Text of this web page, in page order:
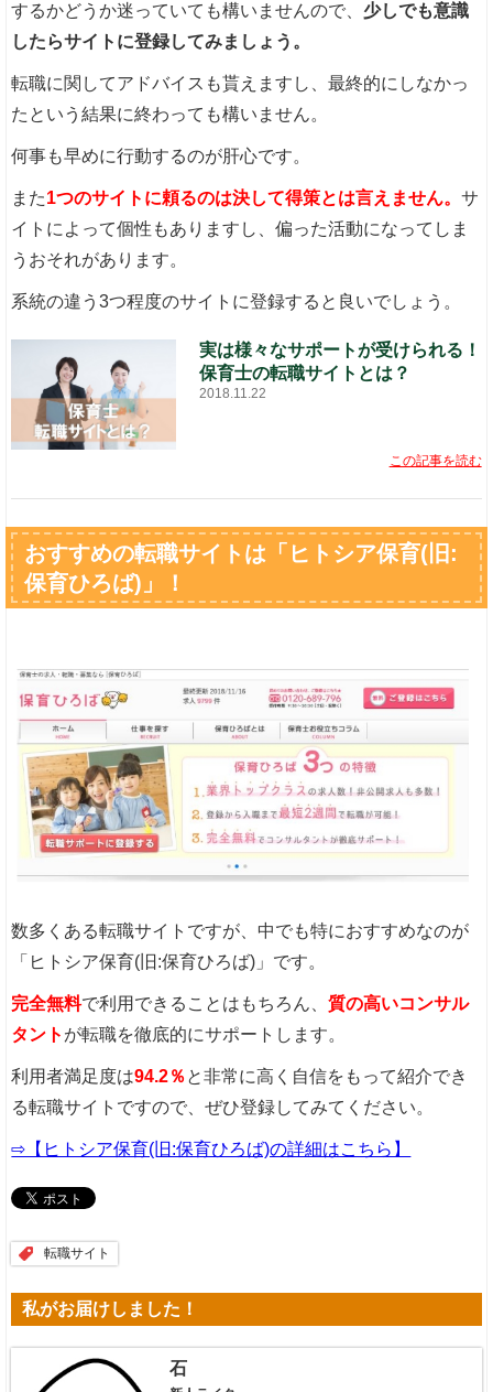
するかどうか迷っていても構いませんので、 少しでも意識
したらサイトに登録してみましょう。
転職に関してアドバイスも貰えますし、最終的にしなかっ
たという結果に終わっても構いません。
何事も早めに行動するのが肝心です。
また1つのサイトに頼るのは決して得策とは言えません。サ
イトによって個性もありますし、偏った活動になってしま
うおそれがあります。
系統の違う3つ程度のサイトに登録すると良いでしょう。
実は様々なサポートが受けられる！
保育士の転職サイトとは？
2018.11.22
この記事を読む
おすすめの転職サイトは「ヒトシア保育(旧:
保育ひろば)」！
数多くある転職サイトですが、中でも特におすすめなのが
「ヒトシア保育(旧:保育ひろば)」です。
完全無料で利用できることはもちろん、質の高いコンサル
タント が転職を徹底的にサポートします。
利用者満足度は94.2％ と非常に高く自信をもって紹介でき
る転職サイトですので、ぜひ登録してみてください。
⇨【ヒトシア保育(旧:保育ひろば)の詳細はこちら】
転職サイト
私がお届けしました！
石